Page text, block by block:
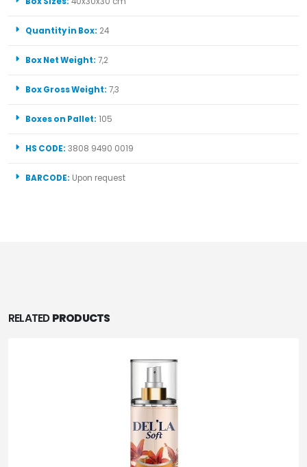
Quantity in Box: 24
Box Net Weight: 7,2
Box Gross Weight: 7,3
Boxes on Pallet: 105
HS CODE: 3808 9490 0019
BARCODE: Upon request
RELATEDPRODUCTS